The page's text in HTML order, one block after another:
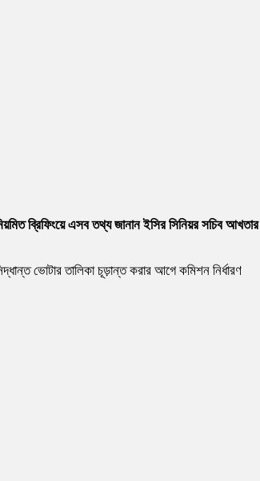
ব্রিফিংয়ে এসব তথ্য জানান ইসির সিনিয়র সচিব আখতার
ভোটার তালিকা চূড়ান্ত করার আগে কমিশন নির্ধারণ